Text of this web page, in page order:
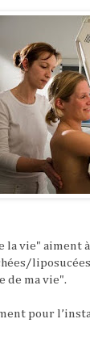
la vie"
de ma vie".
pour